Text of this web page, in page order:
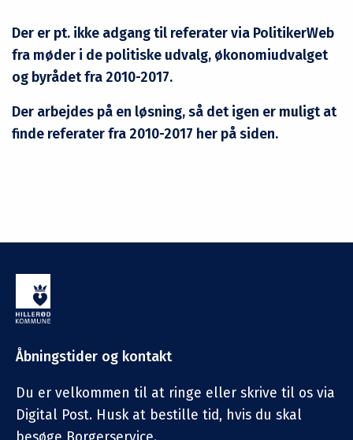
Der er pt. ikke adgang til referater via PolitikerWeb
fra møder i de politiske udvalg, økonomiudvalget
og byrådet fra 2010-2017.
Der arbejdes på en løsning, så det igen er muligt at
finde referater fra 2010-2017 her på siden.
Åbningstider og kontakt
Du er velkommen til at ringe eller skrive til os via
Digital Post. Husk at bestille tid, hvis du skal